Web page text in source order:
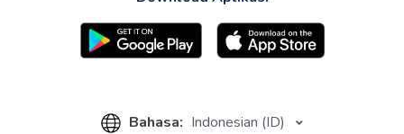
Bahasa: Indonesian (ID)